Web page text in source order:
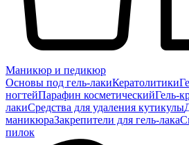
Маникюр и педикюр
Основы под гель-лакиКератолитики
ногтейПарафин косметическийГель-
лакиСредства для удаления кутикулы
маникюраЗакрепители для гель-лака
пилок